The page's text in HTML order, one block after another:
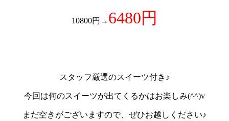
10800円→ 6480円
スタッフ厳選のスイーツ付き♪
今回は何のスイーツが出てくるかはお楽しみ(^^)v
まだ空きがございますので、ぜひお越しください♪